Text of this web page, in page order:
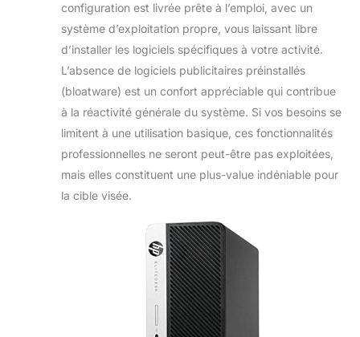
configuration est livrée prête à l’emploi, avec un
système d’exploitation propre, vous laissant libre
d’installer les logiciels spécifiques à votre activité.
L’absence de logiciels publicitaires préinstallés
(bloatware) est un confort appréciable qui contribue
à la réactivité générale du système. Si vos besoins se
limitent à une utilisation basique, ces fonctionnalités
professionnelles ne seront peut-être pas exploitées,
mais elles constituent une plus-value indéniable pour
la cible visée.